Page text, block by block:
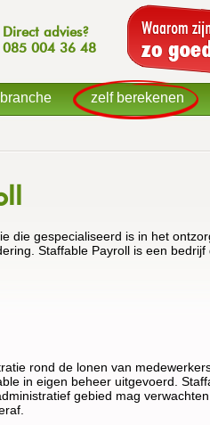
Direct advies?
085 004 36 48
die gespecialiseerd is in het
Staffable Payroll is een bedrijf
rond de lonen van
in eigen beheer uitgevoerd.
gebied mag
zelf berekenen